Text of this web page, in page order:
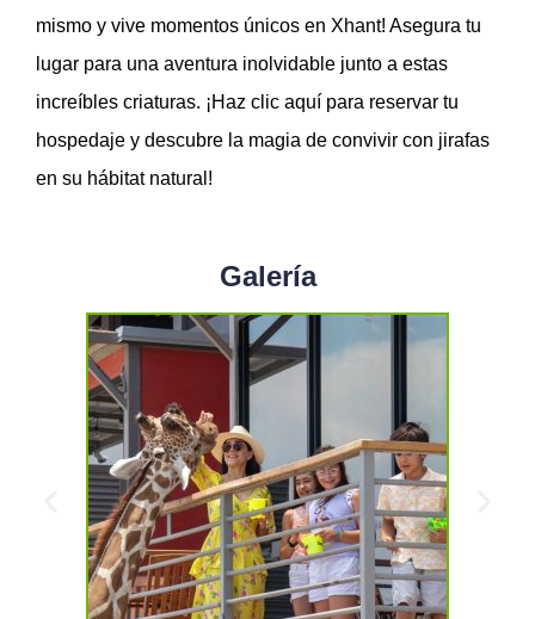
mismo y vive momentos únicos en Xhant! Asegura tu
lugar para una aventura inolvidable junto a estas
increíbles criaturas. ¡Haz clic aquí para reservar tu
hospedaje y descubre la magia de convivir con jirafas
en su hábitat natural!
Galería